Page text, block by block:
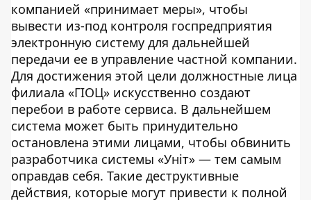
компанией «принимает меры», чтобы
вывести из-под контроля госпредприятия
электронную систему для дальнейшей
передачи ее в управление частной компании.
Для достижения этой цели должностные лица
филиала «ГІОЦ» искусственно создают
перебои в работе сервиса. В дальнейшем
система может быть принудительно
остановлена ​​этими лицами, чтобы обвинить
разработчика системы «Уніт» — тем самым
оправдав себя. Такие деструктивные
действия, которые могут привести к полной